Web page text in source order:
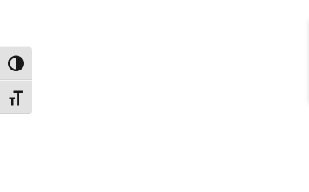
Attiva/disattiva alto contrasto
Attiva/disattiva dimensione testo